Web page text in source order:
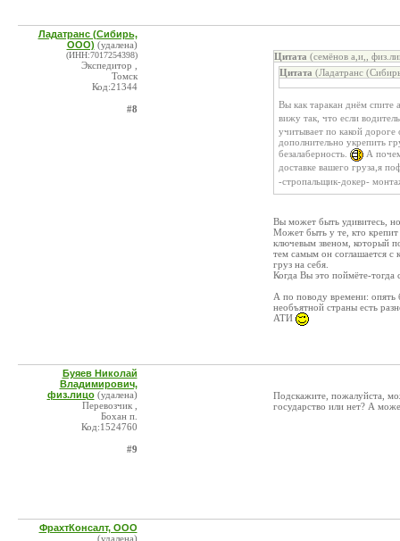
Ладатранс (Сибирь,
ООО) (удалена)
(ИНН:7017254398)
Экспедитор ,
Томск
Код:21344
#8
Цитата (семёнов а,и,,
Цитата (Ладатранс
Вы как таракан днём спите
вижу так, что если
учитывает по какой дороге
дополнительно укрепить
безалаберность.
А
доставке вашего груза,я
-стропальщик-докер-
Вы может быть удивитесь,
Может быть у те, кто крепит
ключевым звеном, который
тем самым он соглашается с
груз на себя.
Когда Вы это поймёте-
А по поводу времени: опять
необъятной страны есть
АТИ
Буяев Николай
Владимирович,
физ.лицо (удалена)
Перевозчик ,
Бохан п.
Код:1524760
#9
Подскажите, пожалуйста,
государство или нет? А
ФрахтКонсалт, ООО
(удалена)